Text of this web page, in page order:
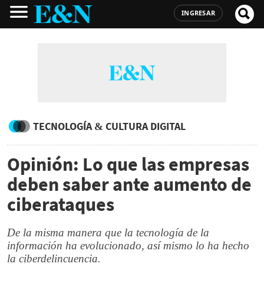
INGRESAR
TECNOLOGÍA & CULTURA DIGITAL
Opinión: Lo que las empresas
deben saber ante aumento de
ciberataques
De la misma manera que la tecnología de la
información ha evolucionado, así mismo lo ha hecho
la ciberdelincuencia.